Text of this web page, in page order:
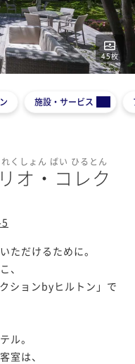
45枚
施設・サービス
くしょん ばい ひるとん
オ・コレク
ただけるために。
、
ションbyヒルトン」で
ル。
室は、